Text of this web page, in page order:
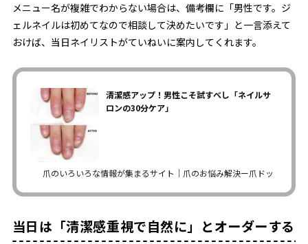
メニュー名が複雑でわからない場合は、備考欄に「男性です。ジ
ェルネイルは初めてなので相談して決めたいです」と一言添えて
おけば、当日ネイリストがていねいに案内してくれます。
清潔感アップ！男性こそ試すべし「ネイルサ
ロンの30分ケア」
爪のいろいろな情報が集まるサイト｜爪のお悩み解決ー爪ドットコム
当日は「清潔感重視で自然に」とオーダーする